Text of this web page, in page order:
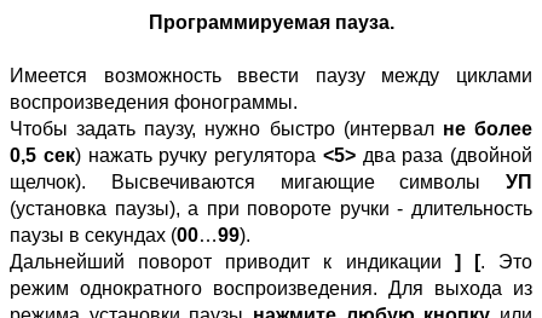
Программируемая пауза.
Имеется возможность ввести паузу между циклами
воспроизведения фонограммы.
Чтобы задать паузу, нужно быстро (интервал не более
0,5 сек) нажать ручку регулятора <5>два раза (двойной
щелчок). Высвечиваются мигающие символы УП
(установка паузы), а при повороте ручки - длительность
паузы в секундах (00…99).
Дальнейший поворот приводит к индикации ] [. Это
режим однократного воспроизведения. Для выхода из